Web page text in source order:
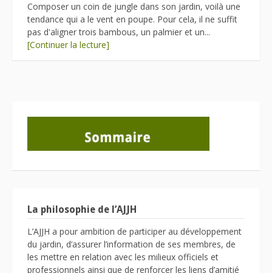
Composer un coin de jungle dans son jardin, voilà une
tendance qui a le vent en poupe. Pour cela, il ne suffit
pas d'aligner trois bambous, un palmier et un...
[Continuer la lecture]
La philosophie de l’AJJH
L’AJJH a pour ambition de participer au développement
du jardin, d’assurer l’information de ses membres, de
les mettre en relation avec les milieux officiels et
professionnels ainsi que de renforcer les liens d’amitié